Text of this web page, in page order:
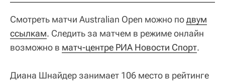
Смотреть матчи Australian Open можно подвум
ссылкам. Следить за матчем в режиме онлайн
возможно в матч-центре РИА Новости Спорт.
Диана Шнайдер занимает 106 место в рейтинге